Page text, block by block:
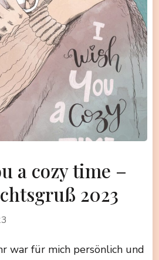
a cozy time –
2023
war für mich persönlich und